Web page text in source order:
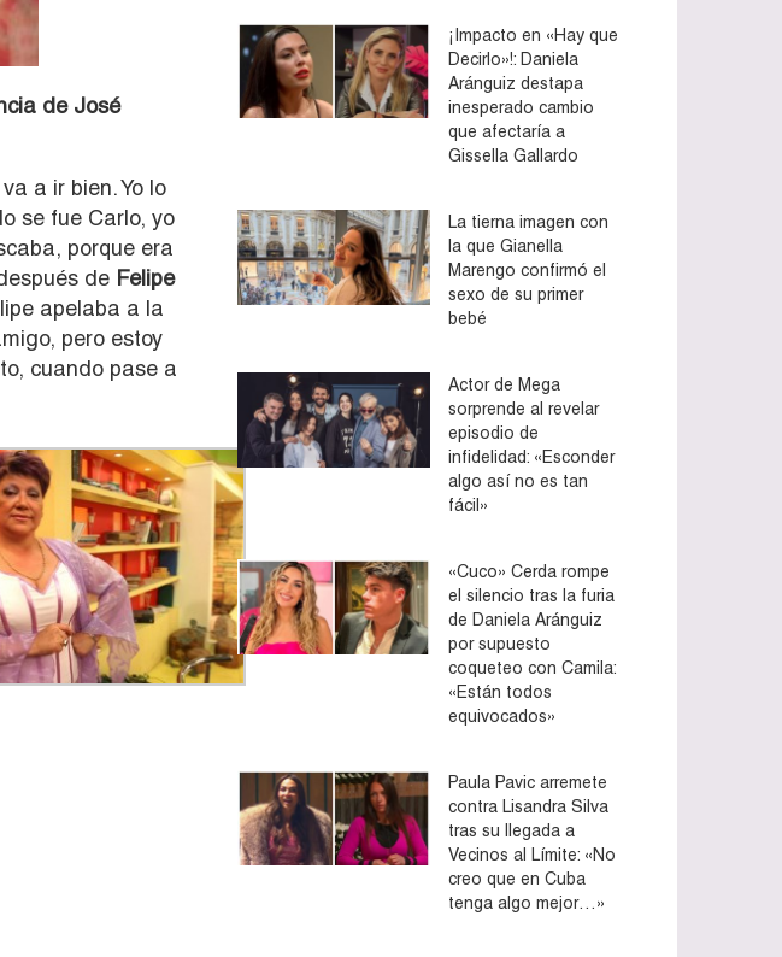
de José
a ir bien. Yo lo
se fue Carlo, yo
porque era
de Felipe
apelaba a la
pero estoy
cuando pase a
¡Impacto en «Hay que
Decirlo»!: Daniela
Aránguiz destapa
inesperado cambio
que afectaría a
Gissella Gallardo
La tierna imagen con
la que Gianella
Marengo confirmó el
sexo de su primer
bebé
Actor de Mega
sorprende al revelar
episodio de
infidelidad: «Esconder
algo así no es tan
fácil»
«Cuco» Cerda rompe
el silencio tras la furia
de Daniela Aránguiz
por supuesto
coqueteo con Camila:
«Están todos
equivocados»
Paula Pavic arremete
contra Lisandra Silva
tras su llegada a
Vecinos al Límite: «No
creo que en Cuba
tenga algo mejor…»